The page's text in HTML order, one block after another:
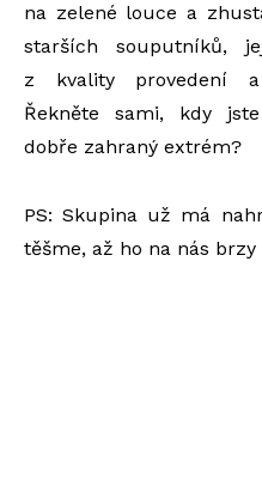
na zelené louce a
starších souputníků,
z kvality provedení a
Řekněte sami, kdy
dobře zahraný extrém?
PS: Skupina už má
těšme, až ho na nás brzy